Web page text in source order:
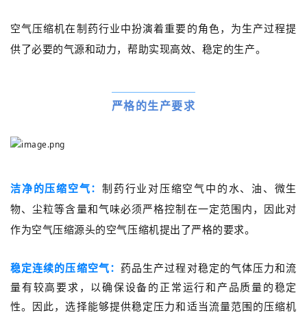
空气压缩机在制药行业中扮演着重要的角色，为生产过程提
供了必要的气源和动力，帮助实现高效、稳定的生产。
严格的生产要求
洁净的压缩空气：制药行业对压缩空气中的水、油、微生
物、尘粒等含量和气味必须严格控制在一定范围内， 因此对
作为空气压缩源头的空气压缩机提出了严格的要求。
稳定连续的压缩空气： 药品生产过程对稳定的气体压力和流
量有较高要求，以确保设备的正常运行和产品质量的稳定
性。因此，选择能够提供稳定压力和适当流量范围的压缩机